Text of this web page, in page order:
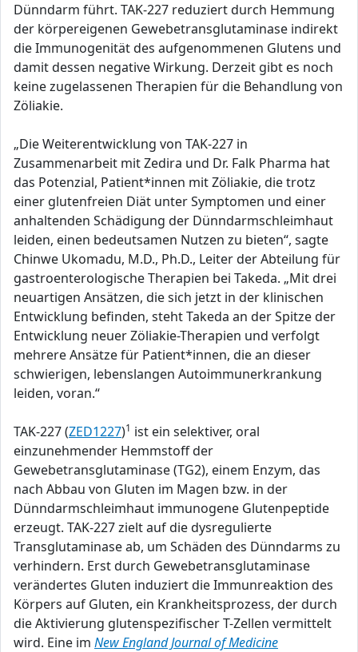
Dünndarm führt. TAK-227 reduziert durch Hemmung
der körpereigenen Gewebetransglutaminase indirekt
die Immunogenität des aufgenommenen Glutens und
damit dessen negative Wirkung. Derzeit gibt es noch
keine zugelassenen Therapien für die Behandlung von
Zöliakie.
„Die Weiterentwicklung von TAK-227 in
Zusammenarbeit mit Zedira und Dr. Falk Pharma hat
das Potenzial, Patient*innen mit Zöliakie, die trotz
einer glutenfreien Diät unter Symptomen und einer
anhaltenden Schädigung der Dünndarmschleimhaut
leiden, einen bedeutsamen Nutzen zu bieten“, sagte
Chinwe Ukomadu, M.D., Ph.D., Leiter der Abteilung für
gastroenterologische Therapien bei Takeda. „Mit drei
neuartigen Ansätzen, die sich jetzt in der klinischen
Entwicklung befinden, steht Takeda an der Spitze der
Entwicklung neuer Zöliakie-Therapien und verfolgt
mehrere Ansätze für Patient*innen, die an dieser
schwierigen, lebenslangen Autoimmunerkrankung
leiden, voran.“
TAK-227 (ZED1227)1 ist ein selektiver, oral
einzunehmender Hemmstoff der
Gewebetransglutaminase (TG2), einem Enzym, das
nach Abbau von Gluten im Magen bzw. in der
Dünndarmschleimhaut immunogene Glutenpeptide
erzeugt. TAK-227 zielt auf die dysregulierte
Transglutaminase ab, um Schäden des Dünndarms zu
verhindern. Erst durch Gewebetransglutaminase
verändertes Gluten induziert die Immunreaktion des
Körpers auf Gluten, ein Krankheitsprozess, der durch
die Aktivierung glutenspezifischer T-Zellen vermittelt
wird. Eine im New England Journal of Medicine